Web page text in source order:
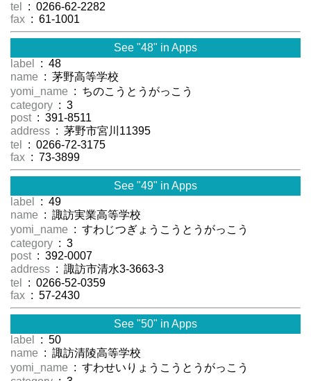
tel
: 0266-62-2282
fax : 61-1001
See "48" in Apps
label
: 48
name : 茅野高等学校
yomi_name : ちのこうとうがっこう
category : 3
post : 391-8511
address : 茅野市宮川11395
tel
: 0266-72-3175
fax : 73-3899
See "49" in Apps
label
: 49
name : 諏訪実業高等学校
yomi_name : すわじつぎょうこうとうがっこう
category : 3
post : 392-0007
address : 諏訪市清水3-3663-3
tel
: 0266-52-0359
fax : 57-2430
See "50" in Apps
label
: 50
name : 諏訪清陵高等学校
yomi_name : すわせいりょうこうとうがっこう